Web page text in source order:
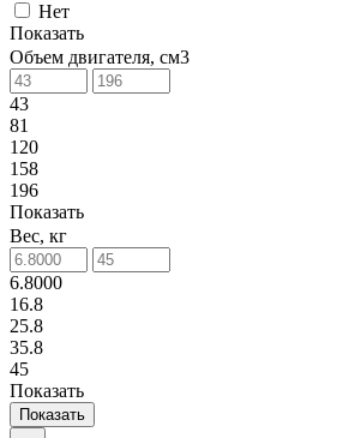
Нет
Показать
Объем двигателя, см3
43
81
120
158
196
Показать
Вес, кг
6.8000
16.8
25.8
35.8
45
Показать
Показать